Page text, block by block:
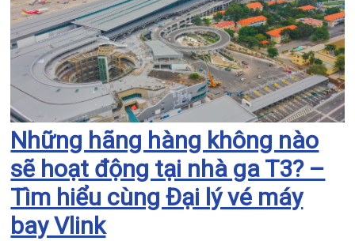
Những hãng hàng không nào
sẽ hoạt động tại nhà ga T3? –
Tìm hiểu cùng Đại lý vé máy
bay Vlink